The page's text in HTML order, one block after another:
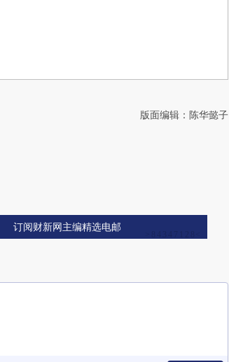
版面编辑：陈华懿子
订阅财新网主编精选电邮